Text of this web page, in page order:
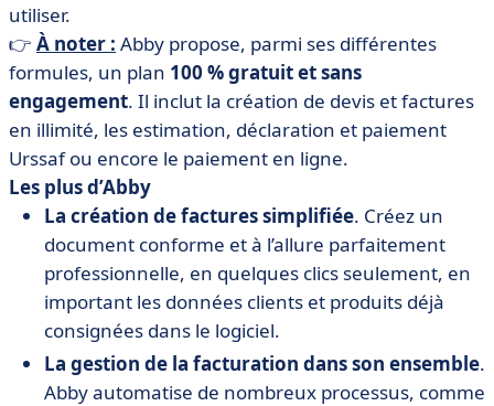
utiliser.
👉 À noter : Abby propose, parmi ses différentes
formules, un plan 100 % gratuit et sans
engagement. Il inclut la création de devis et factures
en illimité, les estimation, déclaration et paiement
Urssaf ou encore le paiement en ligne.
​​Les plus d’Abby
La création de factures simplifiée. Créez un
document conforme et à l’allure parfaitement
professionnelle, en quelques clics seulement, en
important les données clients et produits déjà
consignées dans le logiciel.
La gestion de la facturation dans son ensemble.
Abby automatise de nombreux processus, comme